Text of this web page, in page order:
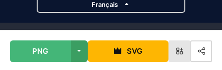
PNG SVG
Français